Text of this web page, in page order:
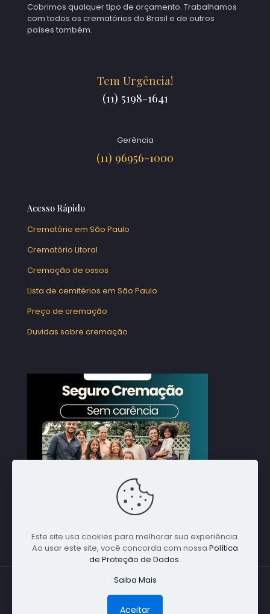
Cobrimos qualquer tipo de orçamento. Trabalhamos
com todos os crematórios do Brasil e de outros
países também.
Tem Urgência!
(11) 5198-1641
Gerência
(11) 96956-1000
Acesso Rápido
Crematório em São Paulo
Crematório Litoral
Cremação de ossos
Lista de cemitérios em São Paulo
Preço de cremação
Duvidas sobre cremação
Este site usa cookies para melhorar sua experiência.
Ao usar este site, você concorda com nossa Política
de Proteção de Dados.
Saiba Mais
Aceitar